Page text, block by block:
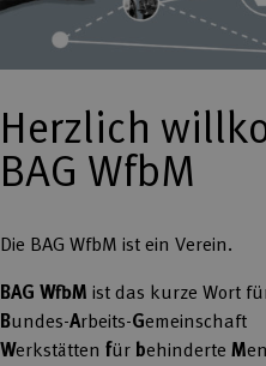
Herzlich
BAG WfbM
Die BAG WfbM ist ein Verein.
BAG WfbM ist das kurze Wort
Bundes-Arbeits-Gemeinschaft
Werkstätten für behinderte M